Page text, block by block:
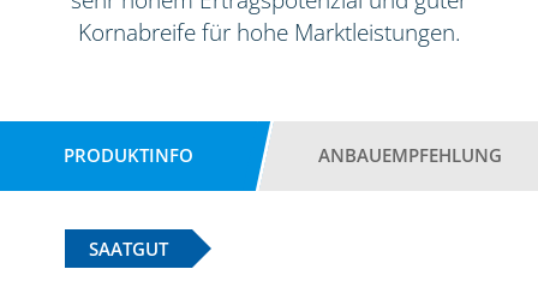
Kornabreife für hohe Marktleistungen.
PRODUKTINFO ANBAUEMPFEHLUNG
SAATGUT